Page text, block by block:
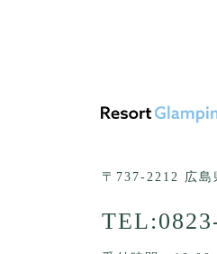
〒737-2212 広島
TEL: